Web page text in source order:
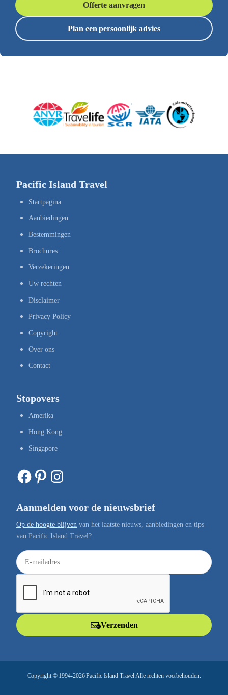
Offerte aanvragen
Plan een persoonlijk advies
Pacific Island Travel
Startpagina
Aanbiedingen
Bestemmingen
Brochures
Verzekeringen
Uw rechten
Disclaimer
Privacy Policy
Copyright
Over ons
Contact
Stopovers
Amerika
Hong Kong
Singapore
Facebook Pinterest Instagram
Aanmelden voor de nieuwsbrief
Op de hoogte blijven van het laatste nieuws, aanbiedingen en tips
van Pacific Island Travel?
E
-
a
Verzenden
Copyright © 1994-2026 Pacific Island Travel Alle rechten voorbehouden.